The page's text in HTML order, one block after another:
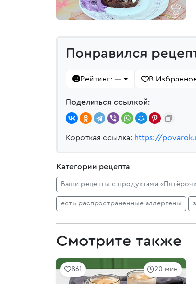
Понравился
Рейтинг: — В
Поделиться ссылкой:
Короткая ссылка: https://
Категории рецепта
Ваши рецепты с продуктами
есть распространенные аллергены
Смотрите также
20 мин
861